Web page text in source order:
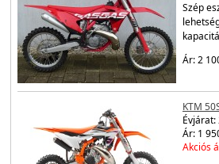
Szép
Ár: 2
KTM
Évjárat:
Ár: 1
Akciós